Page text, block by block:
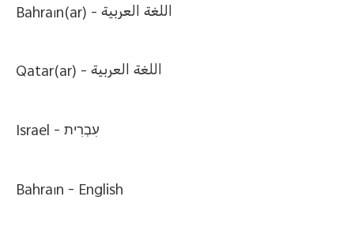
Bahrain(ar) -اللغة العربية
Qatar(ar) -اللغة العربية
Israel -עִבְרִית
Bahrain - English